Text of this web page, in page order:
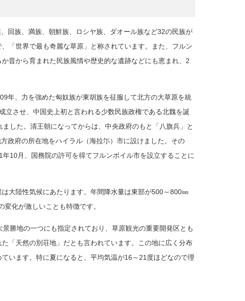
回族、満族、朝鮮族、ロシヤ族、ダオール族など32の民族が
「世界で最も奇麗な草原」と称されています。また、フルン
昔から育まれた民族風情や歴史的な遺跡などにも恵まれ、2
年、力を強めた匈奴族が東胡族を征服して北方の大草原を統
させ、中国史上初と言われる少数民族政権である北魏を誕
した。清王朝になってからは、中央政府のもと「八旗兵」と
政府の所在地をハイラル（海拉尓）市に設けました。その
10月、国務院の許可を得てフルンボイル市を設立することに
大陸性気候にあたります。年間降水量は東部が500～800㎜
化が激しいことも特徴です。
景勝地の一つにも指定されており、草原観光の重要開発区とも
「天然の別荘地」だとも言われています。この地に広く分布
います。特に夏になると、平均気温が16～21度ほどなので理